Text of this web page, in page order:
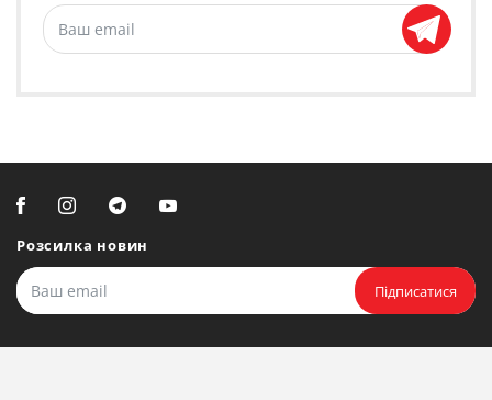
Розсилка новин
Підписатися